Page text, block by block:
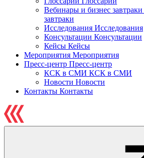
Вебинары и бизнес завтраки
завтраки
Исследования Исследования
Консультации Консультации
Кейсы Кейсы
Мероприятия Мероприятия
Пресс-центр Пресс-центр
КСК в СМИ КСК в СМИ
Новости Новости
Контакты Контакты